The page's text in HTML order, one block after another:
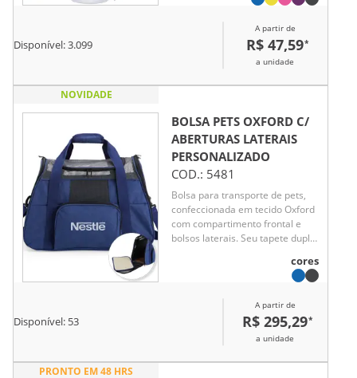
Disponível:3.099
A partir de
R$ 47,59*
a unidade
NOVIDADE
BOLSA PETS OXFORD C/
ABERTURAS LATERAIS
PERSONALIZADO
COD.: 5481
Bolsa para transporte de pets,
confeccionada em tecido Oxford
com compartimento frontal e
bolsos laterais. Seu tapete dupla
aveludada, foi projetado para
proporcionar o máximo conforto
respiráveis em nylon, esta bolsa
apresenta aberturas completas
nas laterais e uma abertura
experiência de transporte
cores
Disponível: 53
A partir de
R$ 295,29*
a unidade
PRONTO EM 48 HRS